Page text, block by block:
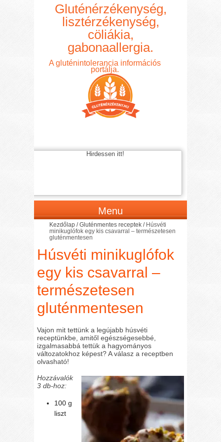
Gluténérzékenység,
lisztérzékenység,
cöliákia,
gabonaallergia.
A gluténintolerancia információs
portálja.
Hirdessen itt!
Menu
Kezdőlap /Gluténmentes receptek / Húsvéti
minikuglófok egy kis csavarral – természetesen
gluténmentesen
Húsvéti minikuglófok
egy kis csavarral –
természetesen
gluténmentesen
Vajon mit tettünk a legújabb húsvéti
receptünkbe, amitől egészségesebbé,
izgalmasabbá tettük a hagyományos
változatokhoz képest? A válasz a receptben
olvasható!
Hozzávalók
3 db-hoz:
100 g
liszt